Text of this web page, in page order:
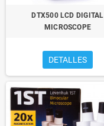
DTX500 LCD DIGITAL
MICROSCOPE
DETALLES